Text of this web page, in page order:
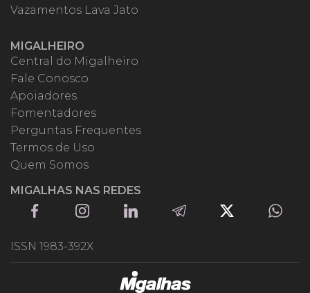
Vazamentos Lava Jato
MIGALHEIRO
Central do Migalheiro
Fale Conosco
Apoiadores
Fomentadores
Perguntas Frequentes
Termos de Uso
Quem Somos
MIGALHAS NAS REDES
ISSN 1983-392X